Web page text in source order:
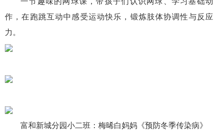
作，在跑跳互动中感受运动快乐，锻炼肢体协调性与反应
力。
富和新城分园小二班：梅晞白妈妈《预防冬季传染病》